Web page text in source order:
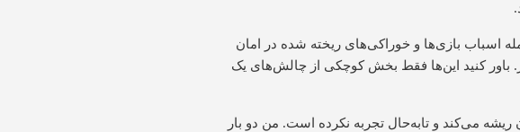
اسباب بازی‌ها و خوراکی‌های ریخته شده در امان
باور کنید این‌ها فقط بخش کوچکی از چالش‌های یک
می‌کند و تابه‌حال تجربه نکرده است. من دو بار